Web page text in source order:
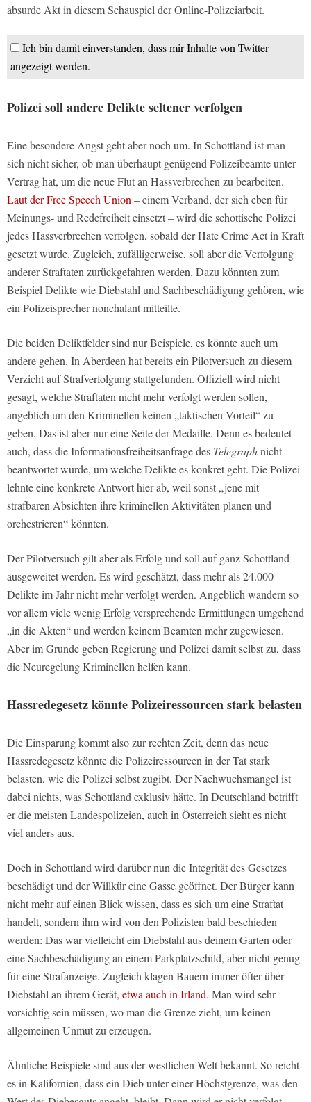
absurde Akt in diesem Schauspiel der Online-Polizeiarbeit.
Ich bin damit einverstanden, dass mir Inhalte von Twitter
angezeigt werden.
Polizei soll andere Delikte seltener verfolgen
Eine besondere Angst geht aber noch um. In Schottland ist man
sich nicht sicher, ob man überhaupt genügend Polizeibeamte unter
Vertrag hat, um die neue Flut an Hassverbrechen zu bearbeiten.
Laut der Free Speech Union– einem Verband, der sich eben für
Meinungs- und Redefreiheit einsetzt – wird die schottische Polizei
jedes Hassverbrechen verfolgen, sobald der Hate Crime Act in Kraft
gesetzt wurde. Zugleich, zufälligerweise, soll aber die Verfolgung
anderer Straftaten zurückgefahren werden. Dazu könnten zum
Beispiel Delikte wie Diebstahl und Sachbeschädigung gehören, wie
ein Polizeisprecher nonchalant mitteilte.
Die beiden Deliktfelder sind nur Beispiele, es könnte auch um
andere gehen. In Aberdeen hat bereits ein Pilotversuch zu diesem
Verzicht auf Strafverfolgung stattgefunden. Offiziell wird nicht
gesagt, welche Straftaten nicht mehr verfolgt werden sollen,
angeblich um den Kriminellen keinen „taktischen Vorteil“ zu
geben. Das ist aber nur eine Seite der Medaille. Denn es bedeutet
auch, dass die Informationsfreiheitsanfrage des Telegraphnicht
beantwortet wurde, um welche Delikte es konkret geht. Die Polizei
lehnte eine konkrete Antwort hier ab, weil sonst „jene mit
strafbaren Absichten ihre kriminellen Aktivitäten planen und
orchestrieren“ könnten.
Der Pilotversuch gilt aber als Erfolg und soll auf ganz Schottland
ausgeweitet werden. Es wird geschätzt, dass mehr als 24.000
Delikte im Jahr nicht mehr verfolgt werden. Angeblich wandern so
vor allem viele wenig Erfolg versprechende Ermittlungen umgehend
„in die Akten“ und werden keinem Beamten mehr zugewiesen.
Aber im Grunde geben Regierung und Polizei damit selbst zu, dass
die Neuregelung Kriminellen helfen kann.
Hassredegesetz könnte Polizeiressourcen stark belasten
Die Einsparung kommt also zur rechten Zeit, denn das neue
Hassredegesetz könnte die Polizeiressourcen in der Tat stark
belasten, wie die Polizei selbst zugibt. Der Nachwuchsmangel ist
dabei nichts, was Schottland exklusiv hätte. In Deutschland betrifft
er die meisten Landespolizeien, auch in Österreich sieht es nicht
viel anders aus.
Doch in Schottland wird darüber nun die Integrität des Gesetzes
beschädigt und der Willkür eine Gasse geöffnet. Der Bürger kann
nicht mehr auf einen Blick wissen, dass es sich um eine Straftat
handelt, sondern ihm wird von den Polizisten bald beschieden
werden: Das war vielleicht ein Diebstahl aus deinem Garten oder
eine Sachbeschädigung an einem Parkplatzschild, aber nicht genug
für eine Strafanzeige. Zugleich klagen Bauern immer öfter über
Diebstahl an ihrem Gerät, etwa auch in Irland. Man wird sehr
vorsichtig sein müssen, wo man die Grenze zieht, um keinen
allgemeinen Unmut zu erzeugen.
Ähnliche Beispiele sind aus der westlichen Welt bekannt. So reicht
es in Kalifornien, dass ein Dieb unter einer Höchstgrenze, was den